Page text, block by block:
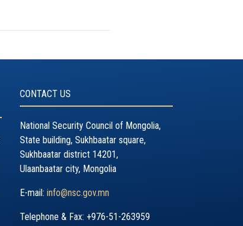
CONTACT US
National Security Council of Mongolia,
State building, Sukhbaatar square,
Sukhbaatar district 14201,
Ulaanbaatar city, Mongolia
E-mail: info@nsc.gov.mn
Telephone & Fax: +976-51-263959